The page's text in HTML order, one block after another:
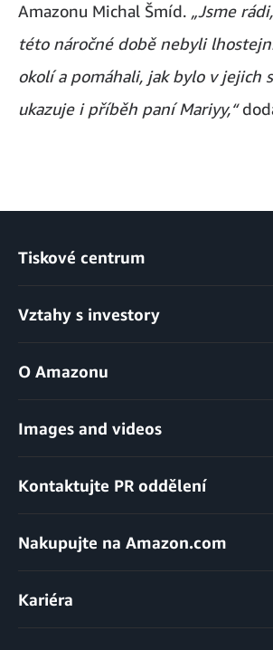
Amazonu Michal Šmíd. „Jsme
této náročné době nebyli
okolí a pomáhali, jak bylo v jejich
ukazuje i příběh paní Mariyy,“
Tiskové centrum
Vztahy s investory
O Amazonu
Images and videos
Kontaktujte PR oddělení
Nakupujte na Amazon.com
Kariéra